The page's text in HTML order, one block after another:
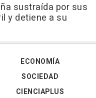
sustraída por sus
y detiene a su
ECONOMÍA
SOCIEDAD
CIENCIAPLUS